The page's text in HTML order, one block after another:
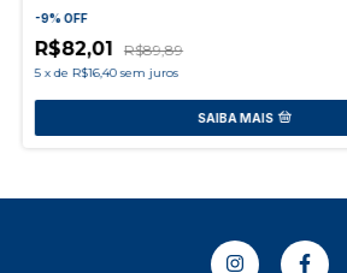
-9% OFF
R$82,01 R$89,89
5 xde R$16,40 sem juros
SAIBA MAIS